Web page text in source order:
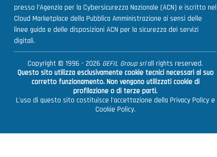
presso l’Agenzia per la Cybersicurezza Nazionale (ACN) e iscritto nel
Cloud Marketplace della Pubblica Amministrazione ai sensi delle
linee guida e delle disposizioni ACN per la sicurezza dei servizi
digitali.
Copyright © 1996 - 2026 GEFIL Group srlall rights reserved.
Questo sito utilizza esclusivamente cookie tecnici necessari al suo
corretto funzionamento. Non vengono utilizzati cookie di
profilazione o di terze parti.
L'uso di questo sito costituisce l'accettazione della Privacy Policye
Cookie Policy.